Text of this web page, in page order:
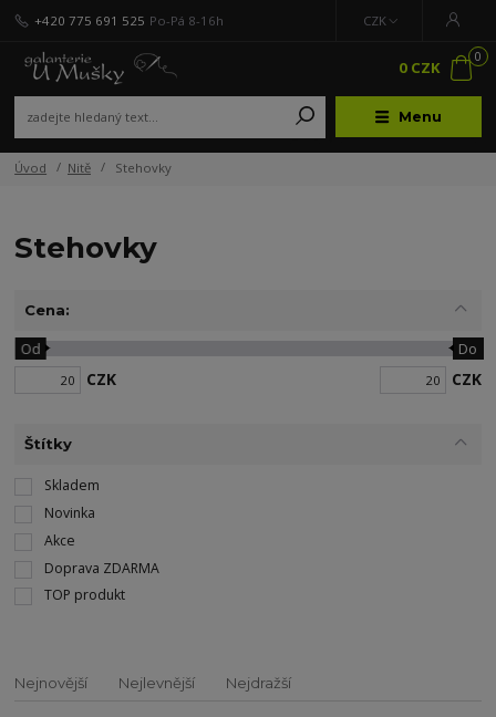
Menu
CZK
+420 775 691 525 Po-Pá 8-16h
0
0 CZK
Úvod Nitě Stehovky
Stehovky
Cena:
CZK
Od Do
CZK
Štítky
Skladem
Novinka
Akce
Doprava ZDARMA
TOP produkt
Nejnovější Nejlevnější Nejdražší